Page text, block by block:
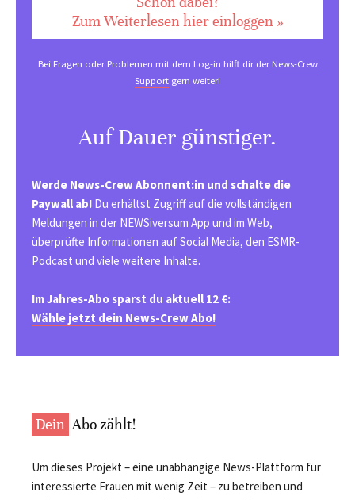
Zum Weiterlesen hier einloggen »
Bei Fragen oder Problemen mit dem Log-in hilft dir derNews-Crew
Support gern weiter!
Auf Dauer günstiger.
Werde News-Crew Abonnent:in und schalte die
Paywall ab! Du erhältst Zugriff auf die vollständigen
Meldungen in der NEWSiversum App und im Web,
überprüfte Informationen auf Social Media, den ESMR-
Podcast und viele weitere Inhalte.
Im Jahres-Abo sparst du aktuell 12 €:
Wähle jetzt dein News-Crew Abo!
Dein Abo zählt!
Um dieses Projekt – eine unabhängige News-Plattform für
interessierte Frauen mit wenig Zeit – zu betreiben und